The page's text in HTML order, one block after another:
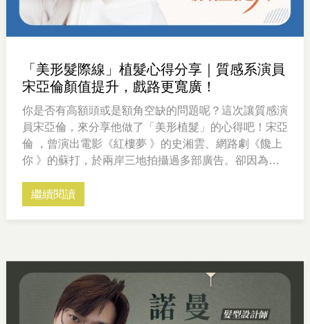
「美形髮際線」植髮心得分享｜質感系演員
宋亞倫顏值提升，戲路更寬廣！
你是否有高額頭或是額角空缺的問題呢？這次讓質感演
員宋亞倫，來分享他做了「美形植髮」的心得吧！宋亞
倫 ，曾演出電影《紅樓夢 》的史湘雲、網路劇《饞上
你 》的蘇打，於兩岸三地拍攝過多部廣告。卻因為天
修容的方式，稍微遮蓋住額角空洞，戲路上受到侷限。
在與劉怡坊院長諮詢過後，清楚知道毛爵生髮診所的美
以永久改善#額角空洞 的困擾，拓展更多元的風格。
繼續閱讀